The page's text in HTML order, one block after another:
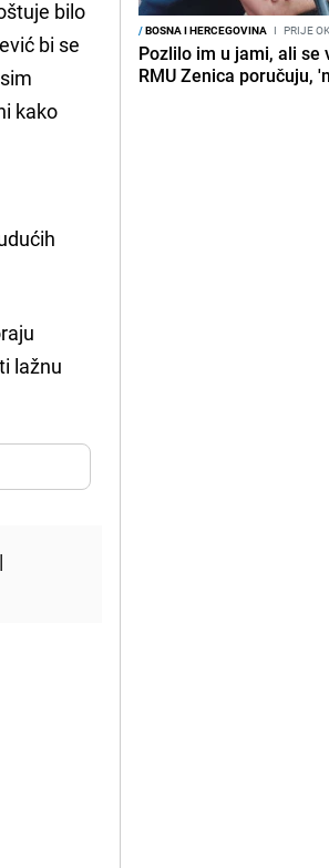
bilo
bi se
kako
lažnu
|
/BOSNA I HERCEGOVINA I PRIJE
Pozlilo im u jami, ali se
RMU Zenica poručuju,